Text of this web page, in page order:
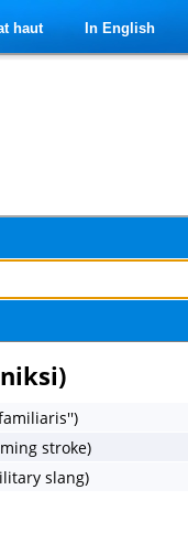
haut In English
stroke)
slang)